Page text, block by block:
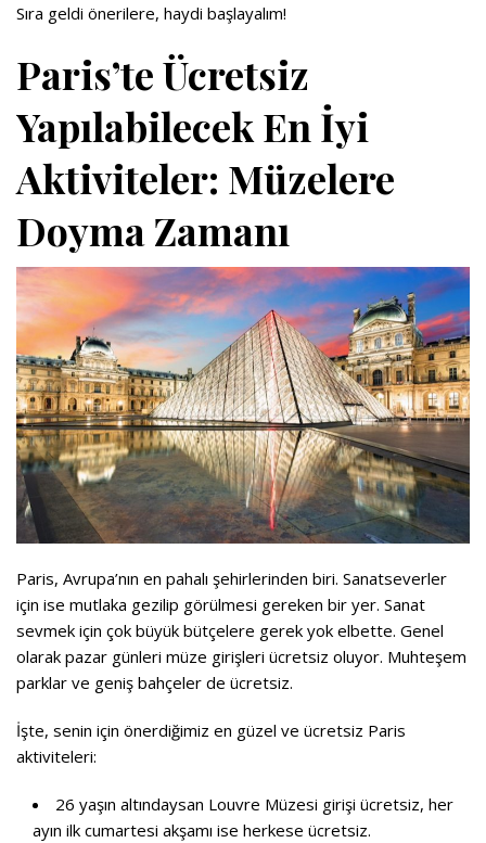
Sıra geldi önerilere, haydi başlayalım!
Paris’te Ücretsiz
Yapılabilecek En İyi
Aktiviteler: Müzelere
Doyma Zamanı
Paris, Avrupa’nın en pahalı şehirlerinden biri. Sanatseverler
için ise mutlaka gezilip görülmesi gereken bir yer. Sanat
sevmek için çok büyük bütçelere gerek yok elbette. Genel
olarak pazar günleri müze girişleri ücretsiz oluyor. Muhteşem
parklar ve geniş bahçeler de ücretsiz.
İşte, senin için önerdiğimiz en güzel ve ücretsiz Paris
aktiviteleri:
26 yaşın altındaysan Louvre Müzesi girişi ücretsiz, her
ayın ilk cumartesi akşamı ise herkese ücretsiz.